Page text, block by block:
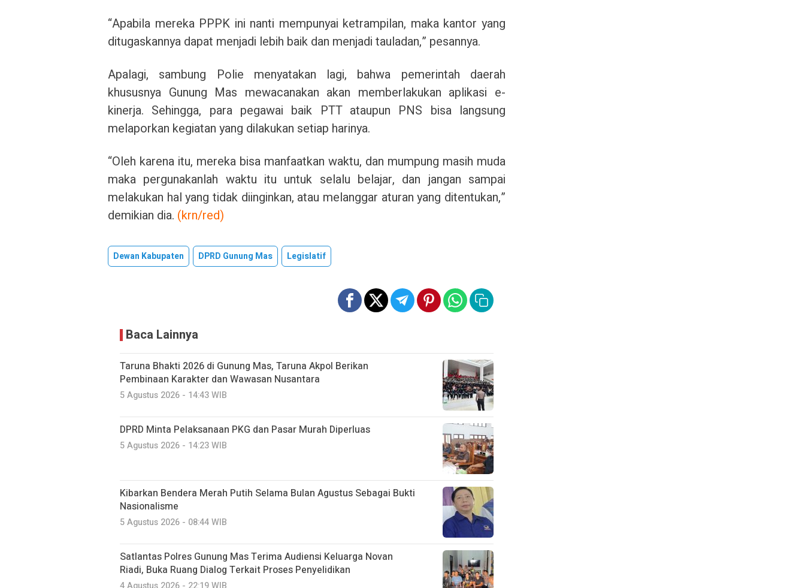
“Apabila mereka PPPK ini nanti mempunyai ketrampilan, maka kantor yang
ditugaskannya dapat menjadi lebih baik dan menjadi tauladan,” pesannya.
Apalagi, sambung Polie menyatakan lagi, bahwa pemerintah daerah
khususnya Gunung Mas mewacanakan akan memberlakukan aplikasi e-
kinerja. Sehingga, para pegawai baik PTT ataupun PNS bisa langsung
melaporkan kegiatan yang dilakukan setiap harinya.
“Oleh karena itu, mereka bisa manfaatkan waktu, dan mumpung masih muda
maka pergunakanlah waktu itu untuk selalu belajar, dan jangan sampai
melakukan hal yang tidak diinginkan, atau melanggar aturan yang ditentukan,”
demikian dia. (krn/red)
Dewan Kabupaten DPRD Gunung Mas Legislatif
Baca Lainnya
Taruna Bhakti 2026 di Gunung Mas, Taruna Akpol Berikan
Pembinaan Karakter dan Wawasan Nusantara
5 Agustus 2026 - 14:43 WIB
DPRD Minta Pelaksanaan PKG dan Pasar Murah Diperluas
5 Agustus 2026 - 14:23 WIB
Kibarkan Bendera Merah Putih Selama Bulan Agustus Sebagai Bukti
Nasionalisme
5 Agustus 2026 - 08:44 WIB
Satlantas Polres Gunung Mas Terima Audiensi Keluarga Novan
Riadi, Buka Ruang Dialog Terkait Proses Penyelidikan